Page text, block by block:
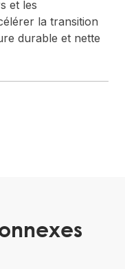
et les
la transition
durable et nette